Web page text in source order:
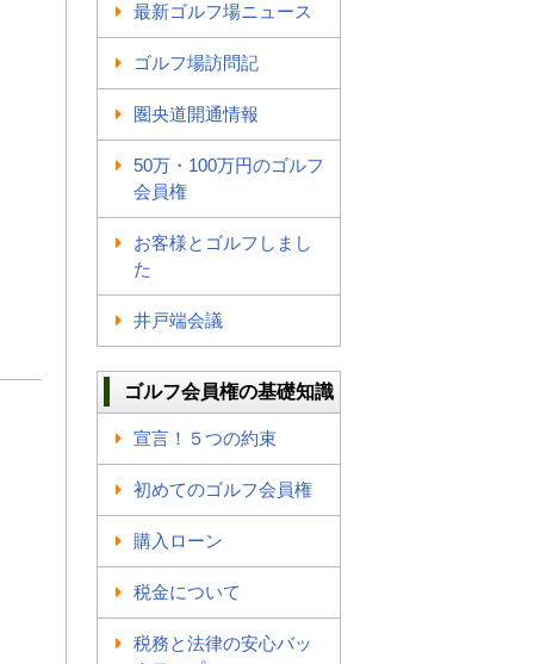
最新ゴルフ場ニュース
ゴルフ場訪問記
圏央道開通情報
50万・100万円のゴルフ
会員権
お客様とゴルフしまし
た
井戸端会議
ゴルフ会員権の基礎知識
宣言！５つの約束
初めてのゴルフ会員権
購入ローン
税金について
税務と法律の安心バッ